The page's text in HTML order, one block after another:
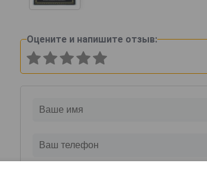
Оцените и напишите отзыв: